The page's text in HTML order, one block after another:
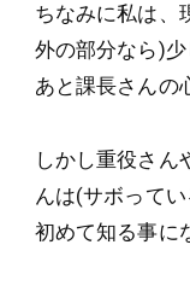
ちなみに私は、
外の部分なら)少
あと課長さんの
しかし重役さん
んは(サボって
初めて知る事に